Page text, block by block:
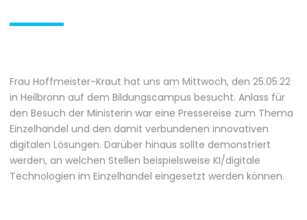
Frau Hoffmeister-Kraut hat uns am Mittwoch, den 25.05.22
in Heilbronn auf dem Bildungscampus besucht. Anlass für
den Besuch der Ministerin war eine Pressereise zum Thema
Einzelhandel und den damit verbundenen innovativen
digitalen Lösungen. Darüber hinaus sollte demonstriert
werden, an welchen Stellen beispielsweise KI/digitale
Technologien im Einzelhandel eingesetzt werden können.